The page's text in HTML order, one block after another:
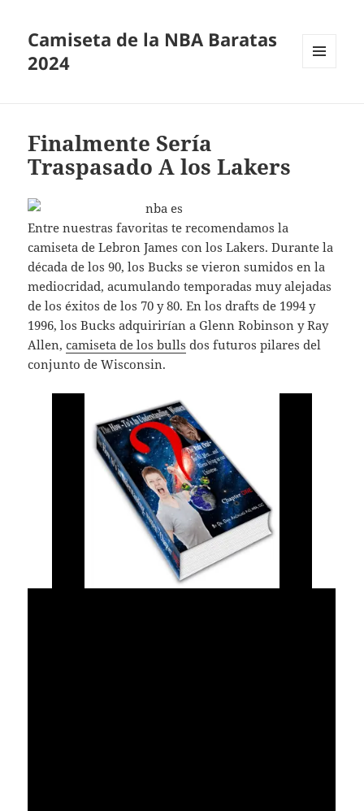
Camiseta de la NBA Baratas
2024
Finalmente Sería
Traspasado A los Lakers
Entre nuestras favoritas te recomendamos la
camiseta de Lebron James con los Lakers. Durante la
década de los 90, los Bucks se vieron sumidos en la
mediocridad, acumulando temporadas muy alejadas
de los éxitos de los 70 y 80. En los drafts de 1994 y
1996, los Bucks adquirirían a Glenn Robinson y Ray
Allen,camiseta de los bulls dos futuros pilares del
conjunto de Wisconsin.